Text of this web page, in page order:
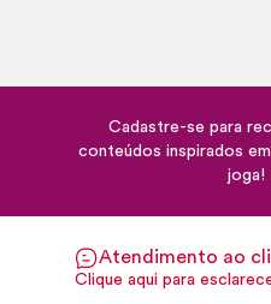
Cadastre-se para
conteúdos inspirados
joga!
Atendimento ao
Clique aqui para